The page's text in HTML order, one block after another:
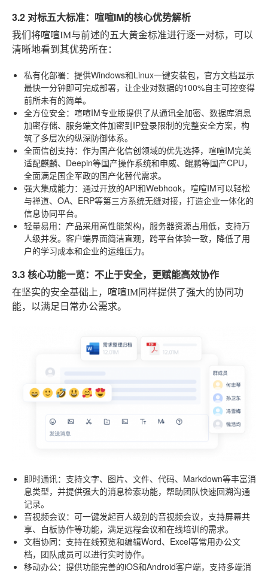
3.2 对标五大标准：喧喧IM的核心优势解析
我们将喧喧IM与前述的五大黄金标准进行逐一对标，可以
清晰地看到其优势所在：
私有化部署：提供Windows和Linux一键安装包，官方文档显示
最快一分钟即可完成部署，让企业对数据的100%自主可控变得
前所未有的简单。
全方位安全：喧喧IM专业版提供了从通讯全加密、数据库消息
加密存储、服务端文件加密到IP登录限制的完整安全方案，构
筑了多层次的纵深防御体系。
全面信创支持：作为国产化信创领域的优先选择，喧喧IM完美
适配麒麟、Deepin等国产操作系统和申威、鲲鹏等国产CPU，
全面满足国企军政的国产化替代需求。
强大集成能力：通过开放的API和Webhook，喧喧IM可以轻松
与禅道、OA、ERP等第三方系统无缝对接，打造企业一体化的
信息协同平台。
轻量易用：产品采用高性能架构，服务器资源占用低，支持万
人级并发。客户端界面简洁直观，跨平台体验一致，降低了用
户的学习成本和企业的运维压力。
3.3 核心功能一览：不止于安全，更赋能高效协作
在坚实的安全基础上，喧喧IM同样提供了强大的协同功
能，以满足日常办公需求。
即时通讯：支持文字、图片、文件、代码、Markdown等丰富消
息类型，并提供强大的消息检索功能，帮助团队快速回溯沟通
记录。
音视频会议：可一键发起百人级别的音视频会议，支持屏幕共
享、白板协作等功能，满足远程会议和在线培训的需求。
文档协同：支持在线预览和编辑Word、Excel等常用办公文
档，团队成员可以进行实时协作。
移动办公：提供功能完善的iOS和Android客户端，支持多端消